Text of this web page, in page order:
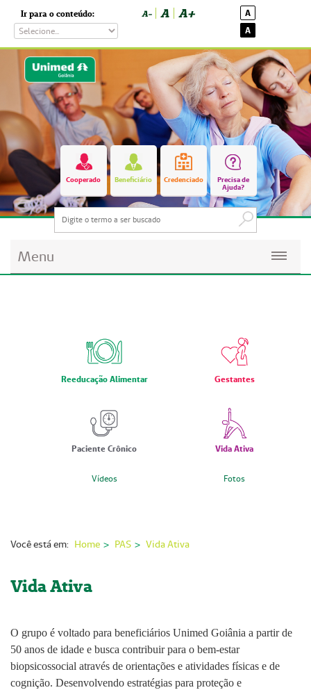
Ir para o conteúdo: A- A A+
A
A
Cooperado Beneficiário Credenciado
Precisa de
Ajuda?
Menu
ImprensaReeducação Alimentar Gestantes
Paciente Crônico Vida Ativa
Vídeos Fotos
Você está em: Home PAS Vida Ativa
Vida Ativa
O grupo é voltado para beneficiários Unimed Goiânia a partir de
50 anos de idade e busca contribuir para o bem-estar
biopsicossocial através de orientações e atividades físicas e de
cognição. Desenvolvendo estratégias para proteção e